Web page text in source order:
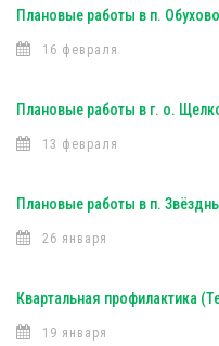
Плановые работы в п. Обухово
16 февраля
Плановые работы в г. о.
13 февраля
Плановые работы в п.
26 января
Квартальная профилактика
19 января